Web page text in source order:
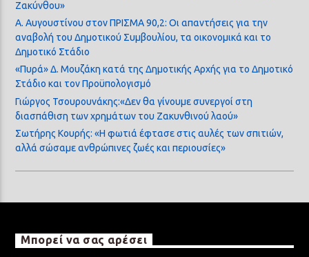
Ζακύνθου»
Α. Αυγουστίνου στον ΠΡΙΣΜΑ 90,2: Οι απαντήσεις για την
αναβολή του Δημοτικού Συμβουλίου, τα οικονομικά και το
Δημοτικό Στάδιο
«Πυρά» Δ. Μουζάκη κατά της Δημοτικής Αρχής για το Δημοτικό
Στάδιο και τον Προϋπολογισμό
Γιώργος Τσουρουνάκης:«Δεν θα γίνουμε συνεργοί στη
διασπάθιση των χρημάτων του Ζακυνθινού λαού»
Σωτήρης Κουρής: «Η φωτιά έφτασε στις αυλές των σπιτιών,
αλλά σώσαμε ανθρώπινες ζωές και περιουσίες»
Μπορεί να σας αρέσει